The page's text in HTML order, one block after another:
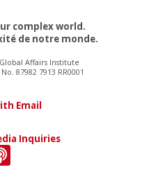
complex world.
de notre monde.
Affairs Institute
87982 7913 RR0001
Email
Inquiries